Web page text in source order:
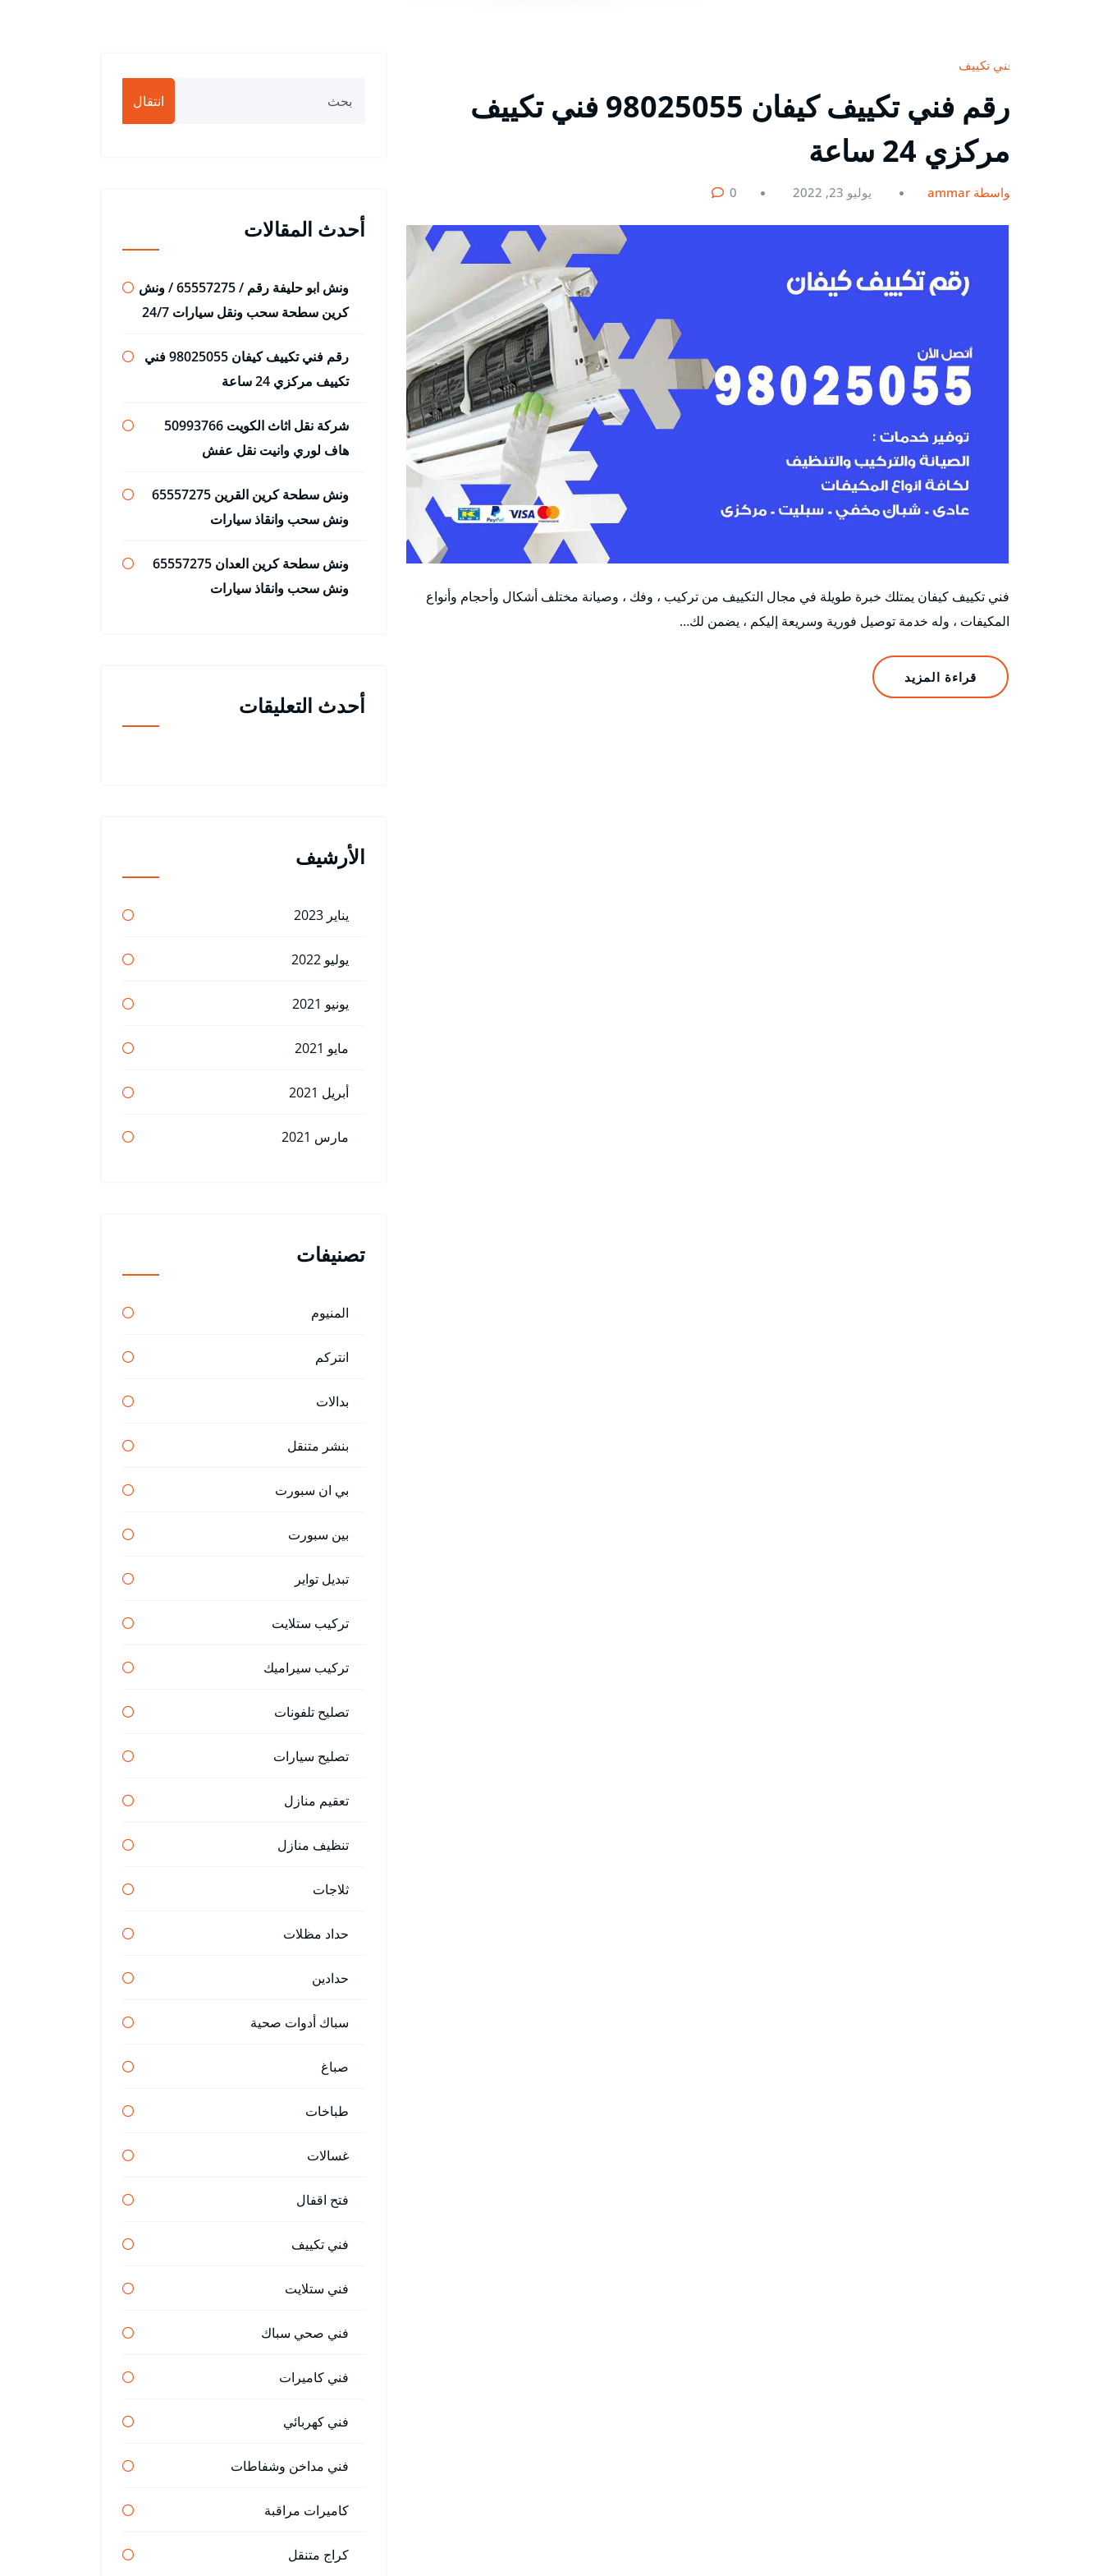
فني تكييف
رقم فني تكييف كيفان 98025055 فني تكييف
مركزي 24 ساعة
بواسطة ammar يوليو 23, 2022 0
فني تكييف كيفان يمتلك خبرة طويلة في مجال التكييف من تركيب ، وفك ، وصيانة مختلف أشكال وأحجام وأنواع
المكيفات ، وله خدمة توصيل فورية وسريعة إليكم ، يضمن لك…
قراءة المزيد
انتقال
أحدث المقالات
ونش ابو حليفة رقم / 65557275 / ونش
كرين سطحة سحب ونقل سيارات 24/7
رقم فني تكييف كيفان 98025055 فني
تكييف مركزي 24 ساعة
شركة نقل اثاث الكويت 50993766
هاف لوري وانيت نقل عفش
ونش سطحة كرين القرين 65557275
ونش سحب وانقاذ سيارات
ونش سطحة كرين العدان 65557275
ونش سحب وانقاذ سيارات
أحدث التعليقات
الأرشيف
يناير 2023
يوليو 2022
يونيو 2021
مايو 2021
أبريل 2021
مارس 2021
تصنيفات
المنيوم
انتركم
بدالات
بنشر متنقل
بي ان سبورت
بين سبورت
تبديل تواير
تركيب ستلايت
تركيب سيراميك
تصليح تلفونات
تصليح سيارات
تعقيم منازل
تنظيف منازل
ثلاجات
حداد مظلات
حدادين
سباك أدوات صحية
صباغ
طباخات
غسالات
فتح اقفال
فني تكييف
فني ستلايت
فني صحي سباك
فني كاميرات
فني كهربائي
فني مداخن وشفاطات
كاميرات مراقبة
كراج متنقل